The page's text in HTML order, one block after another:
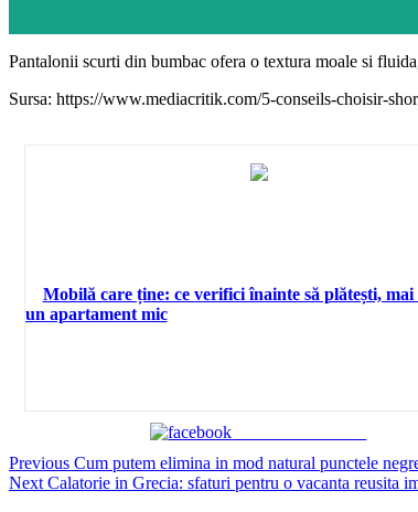
Pantalonii scurti din bumbac ofera o textura moale si
Sursa: https://www.mediacritik.com/5-conseils-choisir-
Mobilă care ține: ce verifici înainte să plătești, mai
un apartament mic
Continue
Reading
Previous Cum putem elimina in mod natural punctele
Next Calatorie in Grecia: sfaturi pentru o vacanta reusita